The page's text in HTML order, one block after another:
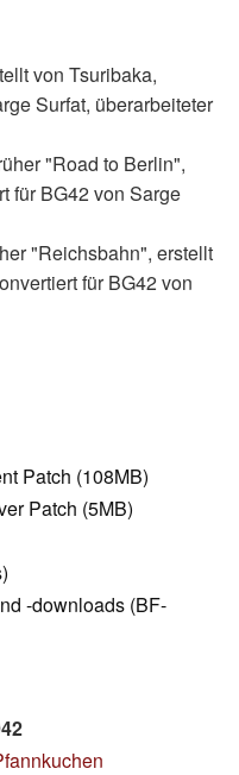
von Tsuribaka,
Surfat, überarbeiteter
"Road to Berlin",
für BG42 von Sarge
"Reichsbahn", erstellt
für BG42 von
Patch (108MB)
Patch (5MB)
-downloads (BF-